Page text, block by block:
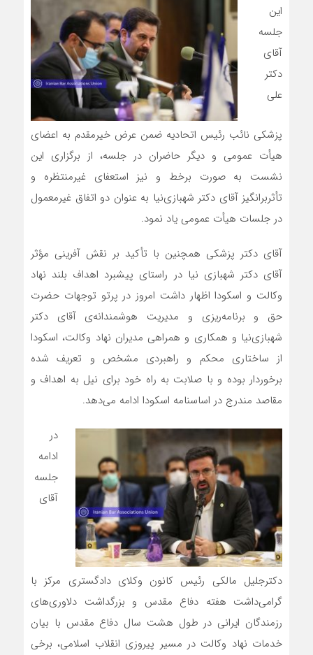
این
جلسه
آقای
دکتر
علی
پزشکی نائب رئیس اتحادیه ضمن عرض خیرمقدم به اعضای
هیأت عمومی و دیگر حاضران در جلسه، از برگزاری این
نشست به صورت برخط و نیز استعفای غیرمنتظره و
تأثربرانگیز آقای دکتر شهبازی‌نیا به عنوان دو اتفاق غیرمعمول
در جلسات هیأت عمومی یاد نمود.
آقای دکتر پزشکی همچنین با تأکید بر نقش آفرینی مؤثر
آقای دکتر شهبازی نیا در راستای پیشبرد اهداف بلند نهاد
وکالت و اسکودا اظهار داشت امروز در پرتو توجهات حضرت
حق و برنامه‌ریزی و مدیریت هوشمندانه‌ی آقای دکتر
شهبازی‌نیا و همکاری و همراهی مدیران نهاد وکالت، اسکودا
از ساختاری محکم و راهبردی مشخص و تعریف شده
برخوردار بوده و با صلابت به راه خود برای نیل به اهداف و
مقاصد مندرج در اساسنامه اسکودا ادامه می‌دهد.
در
ادامه
جلسه
آقای
دکترجلیل مالکی رئیس کانون وکلای دادگستری مرکز با
گرامی‌داشت هفته دفاع مقدس و بزرگداشت دلاوری‌های
رزمندگان ایرانی در طول هشت سال دفاع مقدس با بیان
خدمات نهاد وکالت در مسیر پیروزی انقلاب اسلامی، برخی